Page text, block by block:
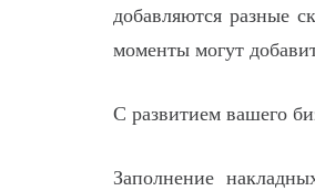
добавляются разные
моменты могут
С развитием вашего
Заполнение